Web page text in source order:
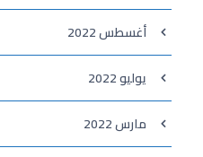
أغسطس 2022
يوليو 2022
مارس 2022